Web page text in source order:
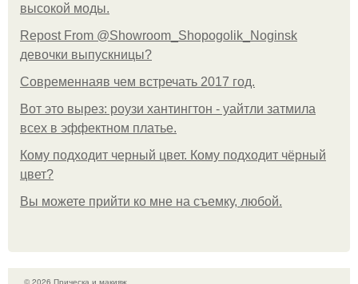
высокой моды.
Repost From @Showroom_Shopogolik_Noginsk
девочки выпускницы?
Современнаяв чем встречать 2017 год.
Вот это вырез: роузи хантингтон - уайтли затмила
всех в эффектном платьe.
Кому подходит черный цвет. Кому подходит чёрный
цвет?
Вы можете прийти ко мне на съемку, любой.
© 2026 Прическа и макияж